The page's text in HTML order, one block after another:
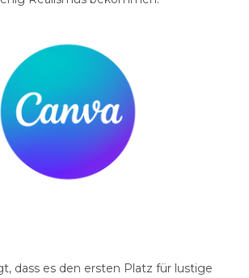
dass es den ersten Platz für lustige